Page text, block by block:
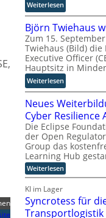
n
E
d
a
b
e
i
s
i
e
l
t
A
P
:
W
e
s
a
u
b
e
r
e
D
a
t
K
I
i
c
r
o
s
o
t
k
o
o
p
e
r
i
e
r
n
Weiterlesen:
P
h
y
s
a
l
A
I
i
n
d
e
r
F
r
t
Björn Twiehaus
Zum 15.
Twiehaus (Bild) die
Executive Officer
Hauptsitz in
Weiterlesen:
B
j
ö
r
n
T
w
i
e
a
u
Neues
Cyber Resilience
Die Eclipse
der Open
Group das
Learning Hub
Weiterlesen:
N
e
s
KI im Lager
Syncrotess für
Transportlogistik